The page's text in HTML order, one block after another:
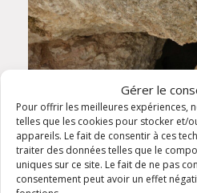
Gérer le
Pour offrir les meilleures expériences,
telles que les cookies pour stocker et/
appareils. Le fait de consentir à ces
traiter des données telles que le
uniques sur ce site. Le fait de ne pas
consentement peut avoir un effet